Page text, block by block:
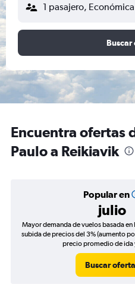
1 pasajero, Económica
Buscar
Encuentra ofertas
Paulo a Reikiavik
Popular en
julio
Mayor demanda de vuelos basada en
subida de precios del 3% (aumento
precio promedio de ida
Buscar